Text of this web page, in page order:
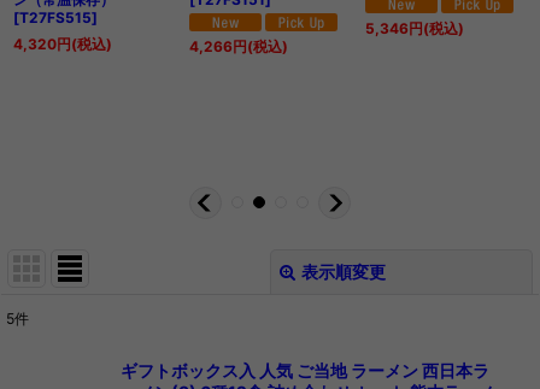
[T27FS515]
4,320円(税込) 4,266 円(税込)
5,346 円(税込)
表示順変更
5件
ギフトボックス入 人気 ご当地 ラーメン 西日本ラ